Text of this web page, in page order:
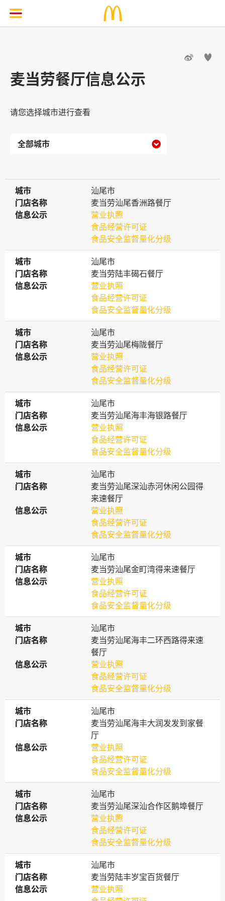
 
麦当劳餐厅信息公示
请您选择城市进行查看

城市
城市
汕尾市
门店名称
门店名称
麦当劳汕尾香洲路餐厅
信息公示
信息公示
营业执照
食品经营许可证
食品安全监督量化分级
城市
城市
汕尾市
门店名称
门店名称
麦当劳陆丰碣石餐厅
信息公示
信息公示
营业执照
食品经营许可证
食品安全监督量化分级
城市
城市
汕尾市
门店名称
门店名称
麦当劳汕尾梅陇餐厅
信息公示
信息公示
营业执照
食品经营许可证
食品安全监督量化分级
城市
城市
汕尾市
门店名称
门店名称
麦当劳汕尾海丰海银路餐厅
信息公示
信息公示
营业执照
食品经营许可证
食品安全监督量化分级
城市
城市
汕尾市
门店名称
门店名称
麦当劳汕尾深汕赤河休闲公园得
来速餐厅
信息公示
信息公示
营业执照
食品经营许可证
食品安全监督量化分级
城市
城市
汕尾市
门店名称
门店名称
麦当劳汕尾金町湾得来速餐厅
信息公示
信息公示
营业执照
食品经营许可证
食品安全监督量化分级
城市
城市
汕尾市
门店名称
门店名称
麦当劳汕尾海丰二环西路得来速
餐厅
信息公示
信息公示
营业执照
食品经营许可证
食品安全监督量化分级
城市
城市
汕尾市
门店名称
门店名称
麦当劳汕尾海丰大润发发到家餐
厅
信息公示
信息公示
营业执照
食品经营许可证
食品安全监督量化分级
城市
城市
汕尾市
门店名称
门店名称
麦当劳汕尾深汕合作区鹅埠餐厅
信息公示
信息公示
营业执照
食品经营许可证
食品安全监督量化分级
城市
城市
汕尾市
门店名称
门店名称
麦当劳陆丰岁宝百货餐厅
信息公示
信息公示
营业执照